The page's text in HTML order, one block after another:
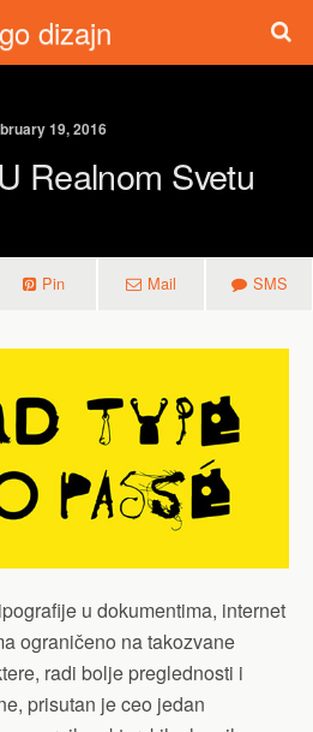
dizajn
19, 2016
Realnom Svetu
Pin Mail SMS
u dokumentima, internet
ograničeno na takozvane
radi bolje preglednosti i
prisutan je ceo jedan